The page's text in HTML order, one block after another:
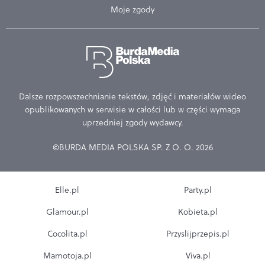
Moje zgody
Dalsze rozpowszechnianie tekstów, zdjęć i materiałów wideo
opublikowanych w serwisie w całości lub w części wymaga
uprzedniej zgody wydawcy.
©BURDA MEDIA POLSKA SP. Z O. O. 2026
Elle.pl
Glamour.pl
Cocolita.pl
Mamotoja.pl
Party.pl
Kobieta.pl
Przyslijprzepis.pl
Viva.pl